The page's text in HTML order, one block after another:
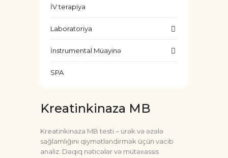
İV terapiya
Laboratoriya
İnstrumental Müayinə
SPA
Kreatinkinaza MB
Kreatinkinaza MB testi – ürək və əzələ
sağlamlığını qiymətləndirmək üçün vacib
analiz. Dəqiq nəticələr və mütəxəssis